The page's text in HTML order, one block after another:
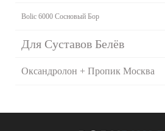
Bolic 6000 Сосновый Бор
Для Суставов Белёв
Оксандролон + Пропик Москва